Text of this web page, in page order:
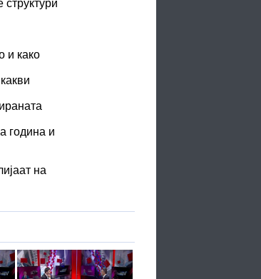
и како
година и
на